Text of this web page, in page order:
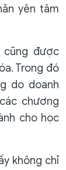
yên tâm
cũng được
Trong đó
do doanh
chương
cho học
không chỉ